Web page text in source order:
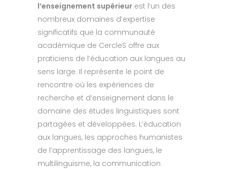
l’enseignement supérieur est l’un des
nombreux domaines d’expertise
significatifs que la communauté
académique de CercleS offre aux
praticiens de l’éducation aux langues au
sens large. Il représente le point de
rencontre où les expériences de
recherche et d’enseignement dans le
domaine des études linguistiques sont
partagées et développées. L’éducation
aux langues, les approches humanistes
de l’apprentissage des langues, le
multilinguisme, la communication